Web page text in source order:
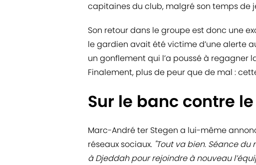
capitaines du club, malgré son temps de
Son retour dans le groupe est donc une
le gardien avait été victime d’une alerte
un gonflement qui l’a poussé à regagner
Finalement, plus de peur que de mal :
Sur le banc contre
Marc-André ter Stegen a lui-même
réseaux sociaux. "Tout va bien. Séance
à Djeddah pour rejoindre à nouveau